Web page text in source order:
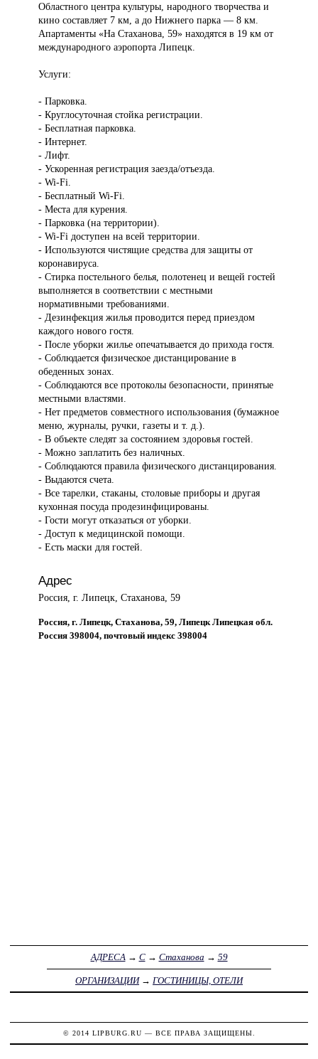
Областного центра культуры, народного творчества и
кино составляет 7 км, а до Нижнего парка — 8 км.
Апартаменты «На Стаханова, 59» находятся в 19 км от
международного аэропорта Липецк.
Услуги:
- Парковка.
- Круглосуточная стойка регистрации.
- Бесплатная парковка.
- Интернет.
- Лифт.
- Ускоренная регистрация заезда/отъезда.
- Wi-Fi.
- Бесплатный Wi-Fi.
- Места для курения.
- Парковка (на территории).
- Wi-Fi доступен на всей территории.
- Используются чистящие средства для защиты от
коронавируса.
- Стирка постельного белья, полотенец и вещей гостей
выполняется в соответствии с местными
нормативными требованиями.
- Дезинфекция жилья проводится перед приездом
каждого нового гостя.
- После уборки жилье опечатывается до прихода гостя.
- Соблюдается физическое дистанцирование в
обеденных зонах.
- Соблюдаются все протоколы безопасности, принятые
местными властями.
- Нет предметов совместного использования (бумажное
меню, журналы, ручки, газеты и т. д.).
- В объекте следят за состоянием здоровья гостей.
- Можно заплатить без наличных.
- Соблюдаются правила физического дистанцирования.
- Выдаются счета.
- Все тарелки, стаканы, столовые приборы и другая
кухонная посуда продезинфицированы.
- Гости могут отказаться от уборки.
- Доступ к медицинской помощи.
- Есть маски для гостей.
Адрес
Россия, г. Липецк, Стаханова, 59
Россия, г. Липецк, Стаханова, 59, Липецк Липецкая обл.
Россия 398004, почтовый индекс 398004
АДРЕСА→ С→ Стаханова → 59
ОРГАНИЗАЦИИ→ ГОСТИНИЦЫ, ОТЕЛИ
© 2014 LIPBURG.RU — ВСЕ ПРАВА ЗАЩИЩЕНЫ.